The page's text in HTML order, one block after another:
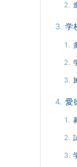
学
愛